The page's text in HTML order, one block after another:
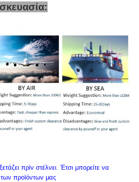
πρίν στέλνει. Έτσι μπορείτε να
των προϊόντων μας